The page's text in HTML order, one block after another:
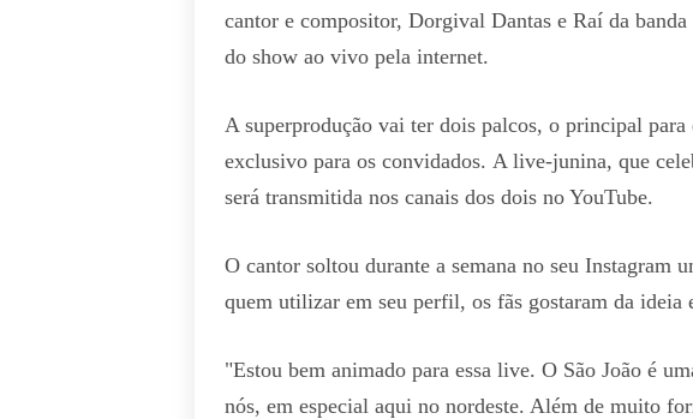
cantor e compositor, Dorgival Dantas e Raí da
do show ao vivo pela internet.
A superprodução vai ter dois palcos, o principal para
exclusivo para os convidados. A live-junina, que
será transmitida nos canais dos dois no YouTube.
O cantor soltou durante a semana no seu Instagram
quem utilizar em seu perfil, os fãs gostaram da ideia
"Estou bem animado para essa live. O São João é
nós, em especial aqui no nordeste. Além de muito